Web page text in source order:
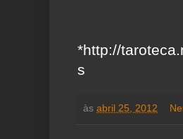
*http://
s
às abril 25, 2012